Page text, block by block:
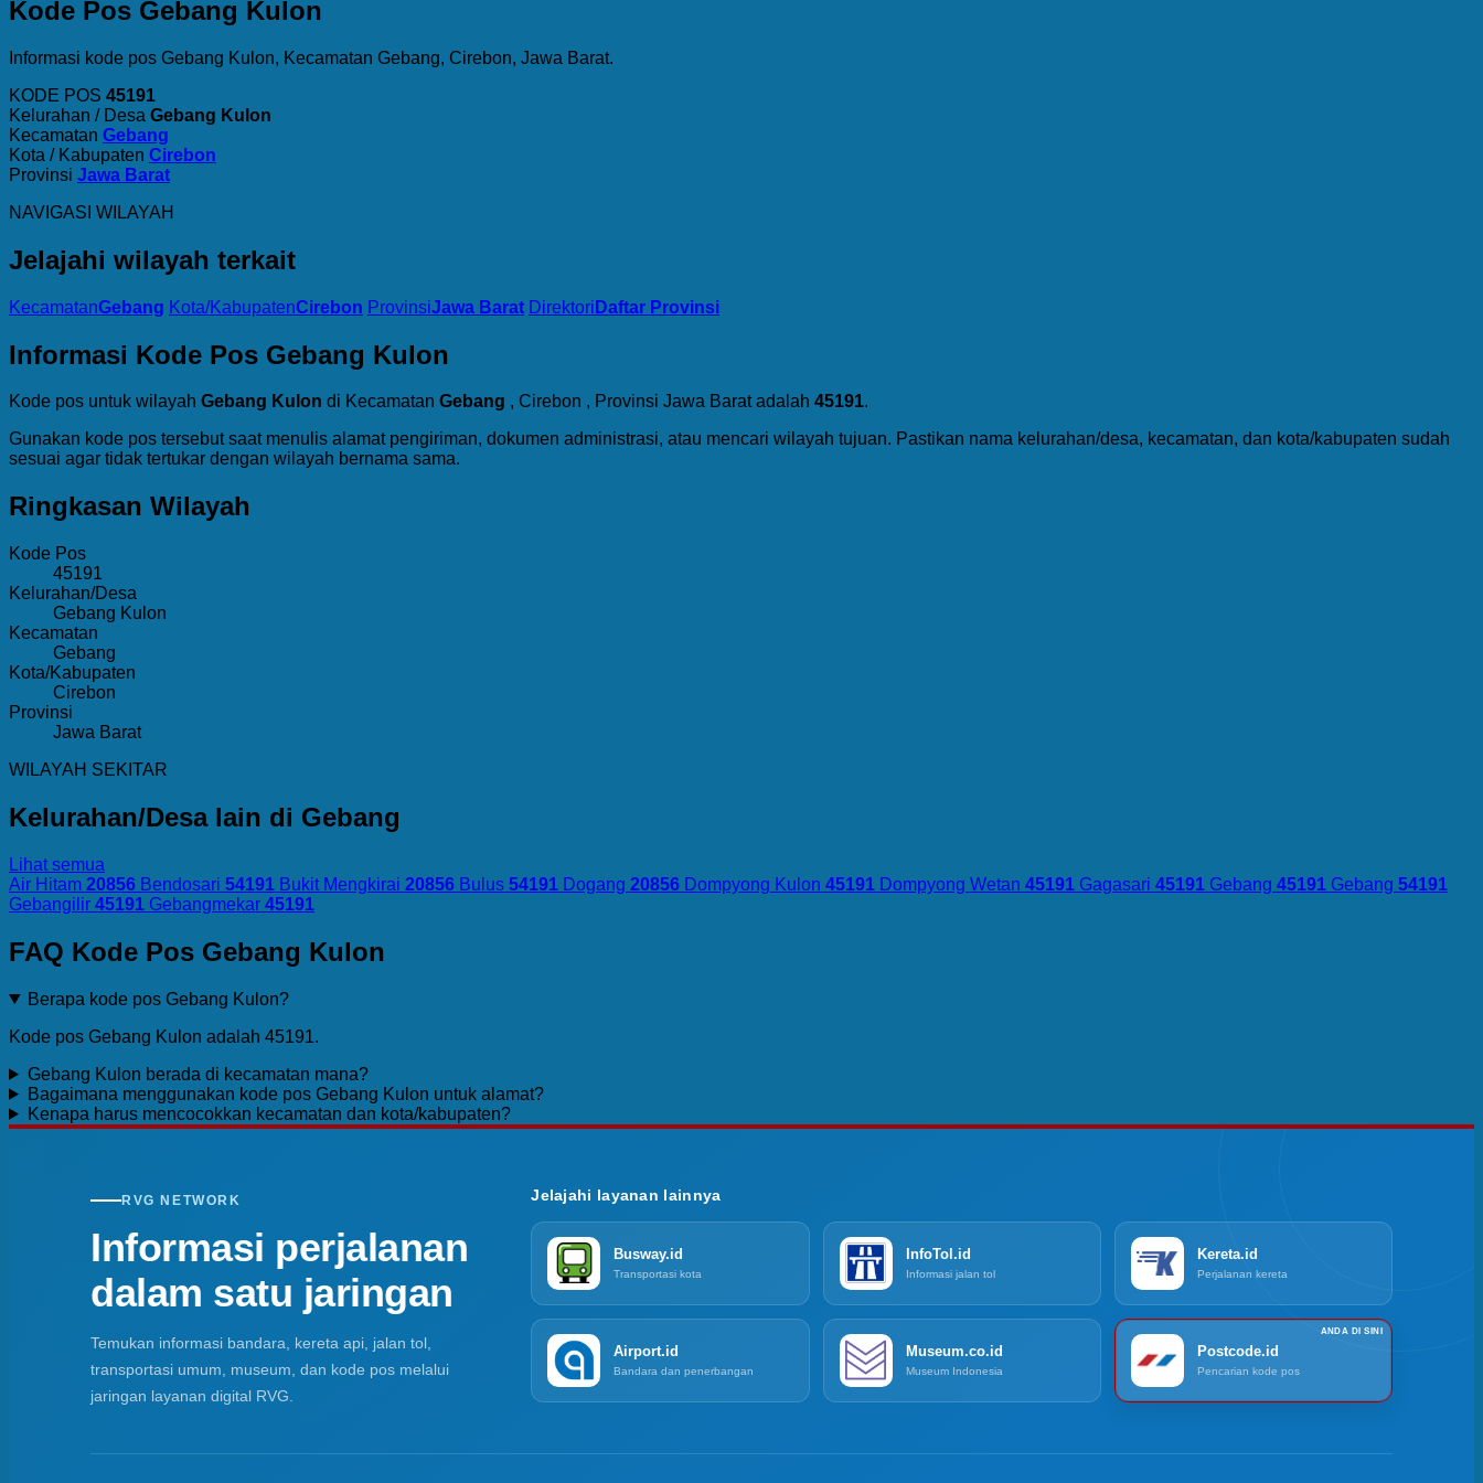
Kode Pos Gebang Kulon
Informasi kode pos Gebang Kulon, Kecamatan Gebang, Cirebon, Jawa Barat.
KODE POS 45191
Kelurahan / Desa Gebang Kulon
Kecamatan Gebang
Kota / Kabupaten Cirebon
Provinsi Jawa Barat
NAVIGASI WILAYAH
Jelajahi wilayah terkait
KecamatanGebang Kota/KabupatenCirebon ProvinsiJawa Barat Direktori Daftar Provinsi
Informasi Kode Pos Gebang Kulon
Kode pos untuk wilayah Gebang Kulon di Kecamatan Gebang , Cirebon , Provinsi Jawa Barat adalah 45191.
Gunakan kode pos tersebut saat menulis alamat pengiriman, dokumen administrasi, atau mencari wilayah tujuan. Pastikan nama kelurahan/desa, kecamatan, dan kota/kabupaten sudah
sesuai agar tidak tertukar dengan wilayah bernama sama.
Ringkasan Wilayah
Kode Pos
45191
Kelurahan/Desa
Gebang Kulon
Kecamatan
Gebang
Kota/Kabupaten
Cirebon
Provinsi
Jawa Barat
WILAYAH SEKITAR
Kelurahan/Desa lain di Gebang
Lihat semua
Air Hitam 20856 Bendosari 54191 Bukit Mengkirai 20856 Bulus 54191 Dogang 20856 Dompyong Kulon 45191 Dompyong Wetan 45191 Gagasari 45191 Gebang 45191 Gebang 54191
Gebangilir 45191 Gebangmekar 45191
FAQ Kode Pos Gebang Kulon
Berapa kode pos Gebang Kulon?
Kode pos Gebang Kulon adalah 45191.
Gebang Kulon berada di kecamatan mana?
Bagaimana menggunakan kode pos Gebang Kulon untuk alamat?
Kenapa harus mencocokkan kecamatan dan kota/kabupaten?
RVG NETWORK
Informasi perjalanan
dalam satu jaringan
Temukan informasi bandara, kereta api, jalan tol,
transportasi umum, museum, dan kode pos melalui
jaringan layanan digital RVG.
Jelajahi layanan lainnya
Busway.id
Transportasi kota
InfoTol.id
Informasi jalan tol
Kereta.id
Perjalanan kereta
Airport.id
Bandara dan penerbangan
Museum.co.id
Museum Indonesia
Postcode.id
Pencarian kode pos